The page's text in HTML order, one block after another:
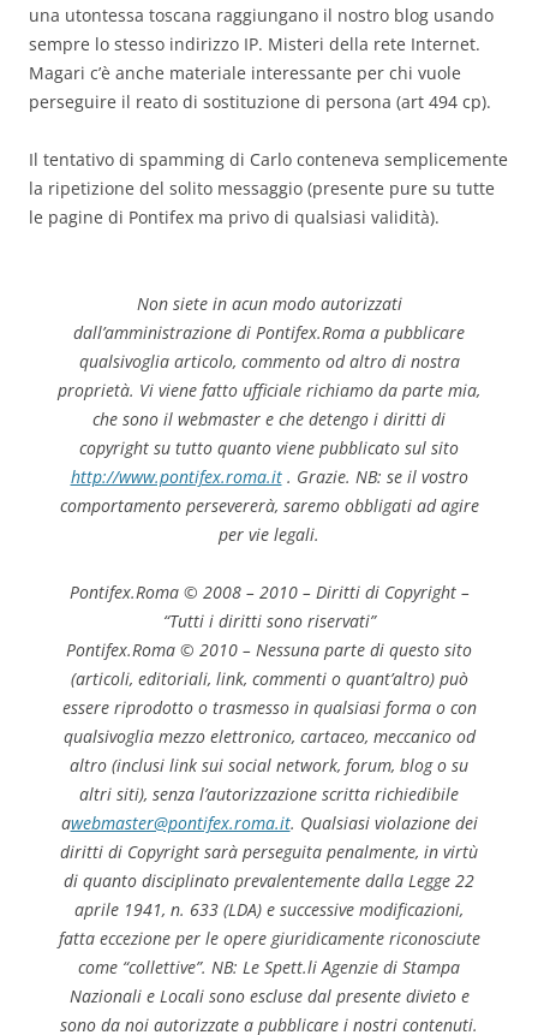
una utontessa toscana raggiungano il nostro blog usando
sempre lo stesso indirizzo IP. Misteri della rete Internet.
Magari c’è anche materiale interessante per chi vuole
perseguire il reato di sostituzione di persona (art 494 cp).
Il tentativo di spamming di Carlo conteneva semplicemente
la ripetizione del solito messaggio (presente pure su tutte
le pagine di Pontifex ma privo di qualsiasi validità).
Non siete in acun modo autorizzati
dall’amministrazione di Pontifex.Roma a pubblicare
qualsivoglia articolo, commento od altro di nostra
proprietà. Vi viene fatto ufficiale richiamo da parte mia,
che sono il webmaster e che detengo i diritti di
copyright su tutto quanto viene pubblicato sul sito
http://www.pontifex.roma.it. Grazie. NB: se il vostro
comportamento persevererà, saremo obbligati ad agire
per vie legali.
Pontifex.Roma © 2008 – 2010 – Diritti di Copyright –
“Tutti i diritti sono riservati”
Pontifex.Roma © 2010 – Nessuna parte di questo sito
(articoli, editoriali, link, commenti o quant’altro) può
essere riprodotto o trasmesso in qualsiasi forma o con
qualsivoglia mezzo elettronico, cartaceo, meccanico od
altro (inclusi link sui social network, forum, blog o su
altri siti), senza l’autorizzazione scritta richiedibile
awebmaster@pontifex.roma.it. Qualsiasi violazione dei
diritti di Copyright sarà perseguita penalmente, in virtù
di quanto disciplinato prevalentemente dalla Legge 22
aprile 1941, n. 633 (LDA) e successive modificazioni,
fatta eccezione per le opere giuridicamente riconosciute
come “collettive”. NB: Le Spett.li Agenzie di Stampa
Nazionali e Locali sono escluse dal presente divieto e
sono da noi autorizzate a pubblicare i nostri contenuti.